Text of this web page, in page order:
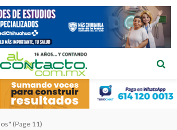
(Page 11)